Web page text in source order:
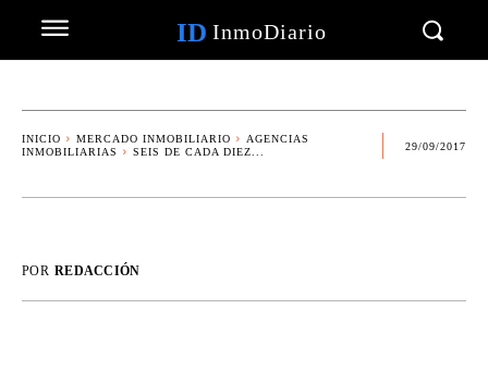
ID InmoDiario
INICIO MERCADO INMOBILIARIO
AGENCIAS
INMOBILIARIAS
SEIS DE CADA DIEZ...
29/09/2017
POR REDACCIÓN